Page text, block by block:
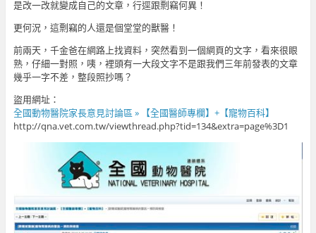
是改一改就變成自己的文章，行逕跟剽竊何異！
更何況，這剽竊的人還是個堂堂的獸醫！
前兩天，千金爸在網路上找資料，突然看到一個網頁的文字，看來很眼
熟，仔細一對照，咦，裡頭有一大段文字不是跟我們三年前發表的文章
幾乎一字不差，整段照抄嗎？
盜用網址：
全國動物醫院家長意見討論區 » 【全國醫師專欄】+【寵物百科】
http://qna.vet.com.tw/viewthread.php?tid=134&extra=page%3D1